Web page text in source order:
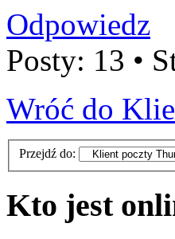
Odpowiedz
Posty: 13 •
Wróć do
Przejdź do:
Kto jest